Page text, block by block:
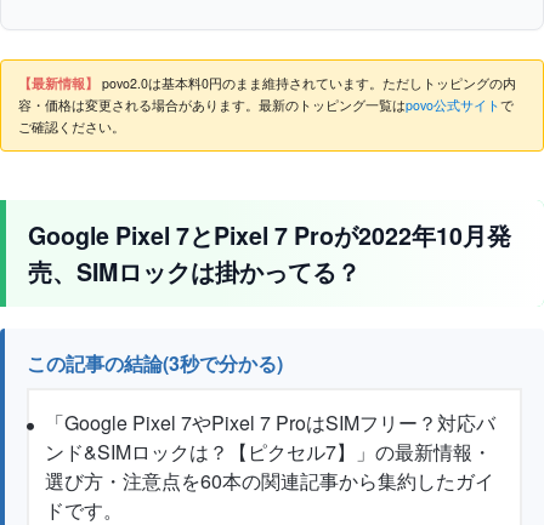
【最新情報】 povo2.0は基本料0円のまま維持されています。ただしトッピングの内
容・価格は変更される場合があります。最新のトッピング一覧はpovo公式サイトで
ご確認ください。
Google Pixel 7とPixel 7 Proが2022年10月発
売、SIMロックは掛かってる？
この記事の結論(3秒で分かる)
「Google Pixel 7やPixel 7 ProはSIMフリー？対応バ
ンド&SIMロックは？【ピクセル7】」の最新情報・
選び方・注意点を60本の関連記事から集約したガイ
ドです。